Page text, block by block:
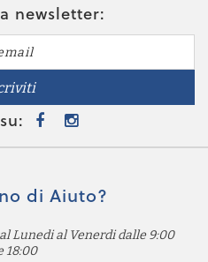
newsletter:
di Aiuto?
Lunedi al Venerdi dalle 9:00
18:00